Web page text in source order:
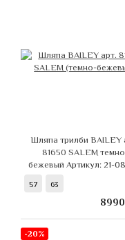
Шляпа трилби BAILEY
81650 SALEM
бежевый Артикул: 21-
57 63
8990
-20%